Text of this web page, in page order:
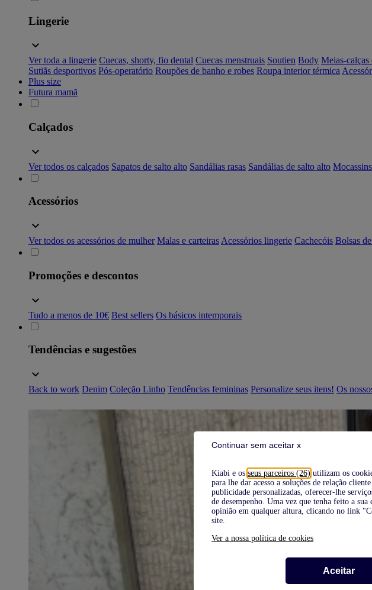
Kiabi e os seus parceiros (26) utilizam os
para lhe dar acesso a soluções de relação
publicidade personalizadas, oferecer-lhe
de desempenho. Uma vez que tenha feito a
opinião em qualquer altura, clicando no link
site.
Ver a nossa política de cookies
Aceitar
Continuar sem aceitar x
Lingerie
Ver toda a lingerie Cuecas, shorty, fio dental Cuecas menstruais Soutien Body Meias-calças
Sutiãs desportivos Pós-operatório Roupões de banho e robes Roupa interior térmica
Plus size
Futura mamã
Calçados
Ver todos os calçados Sapatos de salto alto Sandálias rasas Sandálias de salto alto Mocassins
Acessórios
Ver todos os acessórios de mulher Malas e carteiras Acessórios lingerie Cachecóis Bolsas
Promoções e descontos
Tudo a menos de 10€ Best sellers Os básicos intemporais
Tendências e sugestões
Back to work Denim Coleção Linho Tendências femininas Personalize seus itens! Os